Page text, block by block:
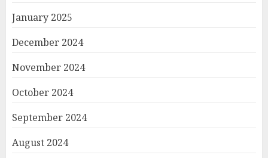
January 2025
December 2024
November 2024
October 2024
September 2024
August 2024